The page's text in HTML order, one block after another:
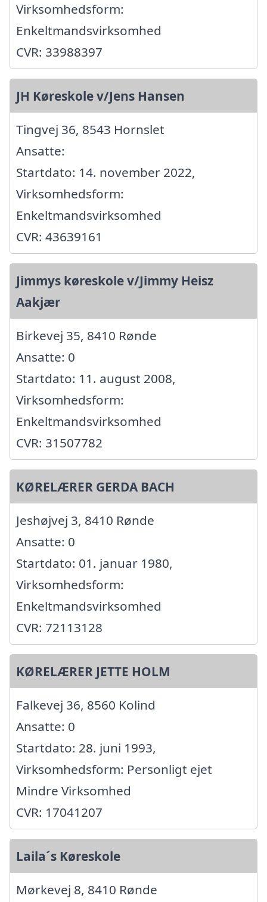
Virksomhedsform:
Enkeltmandsvirksomhed
CVR: 33988397
JH Køreskole v/Jens Hansen
Tingvej 36, 8543 Hornslet
Ansatte:
Startdato: 14. november 2022,
Virksomhedsform:
Enkeltmandsvirksomhed
CVR: 43639161
Jimmys køreskole v/Jimmy Heisz
Aakjær
Birkevej 35, 8410 Rønde
Ansatte: 0
Startdato: 11. august 2008,
Virksomhedsform:
Enkeltmandsvirksomhed
CVR: 31507782
KØRELÆRER GERDA BACH
Jeshøjvej 3, 8410 Rønde
Ansatte: 0
Startdato: 01. januar 1980,
Virksomhedsform:
Enkeltmandsvirksomhed
CVR: 72113128
KØRELÆRER JETTE HOLM
Falkevej 36, 8560 Kolind
Ansatte: 0
Startdato: 28. juni 1993,
Virksomhedsform: Personligt ejet
Mindre Virksomhed
CVR: 17041207
Laila´s Køreskole
Mørkevej 8, 8410 Rønde